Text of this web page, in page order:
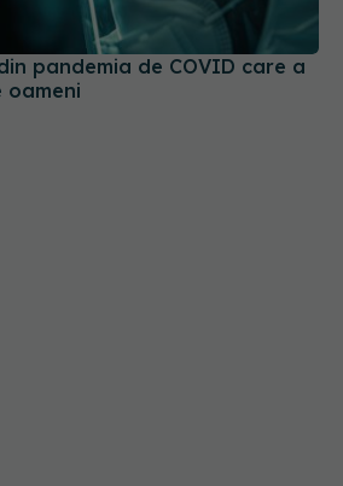
pandemia de COVID care a
oameni